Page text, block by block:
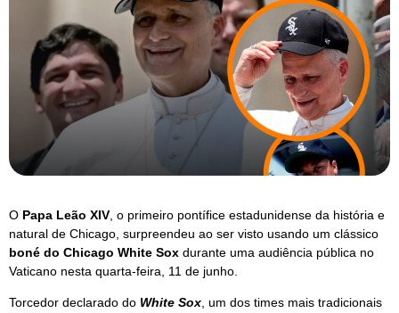
O Papa Leão XIV , o primeiro pontífice estadunidense da história e
natural de Chicago, surpreendeu ao ser visto usando um clássico
boné do Chicago White Sox durante uma audiência pública no
Vaticano nesta quarta-feira, 11 de junho.
Torcedor declarado do White Sox, um dos times mais tradicionais